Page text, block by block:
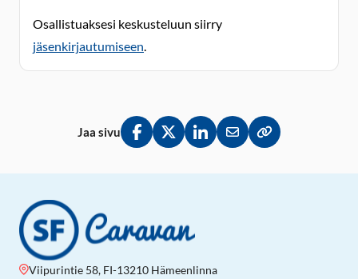
Osallistuaksesi keskusteluun siirry
jäsenkirjautumiseen.
Jaa sivu
Jaa Facebookissa
Jaa Twitterissä
Jaa LinkedInissä
Jaa sähköpostitse
Kopioi linkki
Viipurintie 58, FI-13210 Hämeenlinna